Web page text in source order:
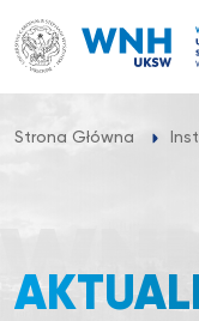
do
treści
Strona Główna